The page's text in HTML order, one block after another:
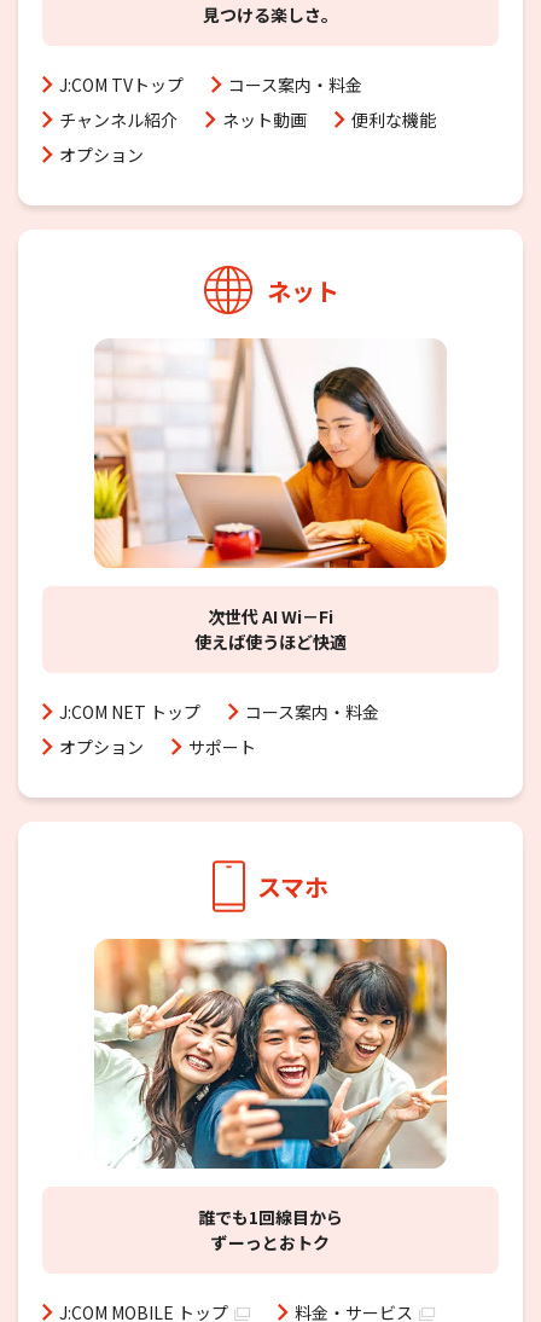
見つける楽しさ。
J:COM TVトップ
コース案内・料金
チャンネル紹介
ネット動画
便利な機能
オプション
ネット
次世代 AI Wi－Fi
使えば使うほど快適
J:COM NET トップ
コース案内・料金
オプション
サポート
スマホ
誰でも1回線目から
ずーっとおトク
J:COM MOBILE トップ
料⾦・サービス